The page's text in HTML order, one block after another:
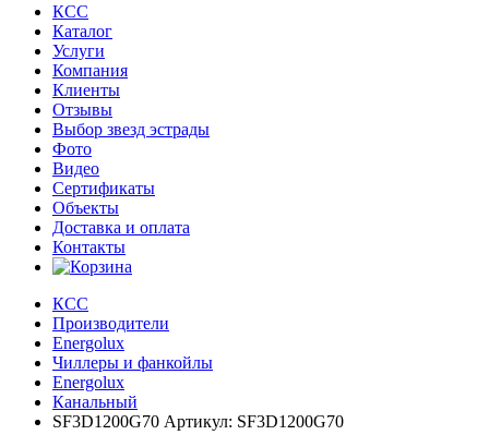
КСС
Каталог
Услуги
Компания
Клиенты
Oтзывы
Выбор звезд эстрады
Фото
Видео
Сертификаты
Объекты
Доставка и оплата
Контакты
КСС
Производители
Energolux
Чиллеры и фанкойлы
Energolux
Канальный
SF3D1200G70 Артикул: SF3D1200G70